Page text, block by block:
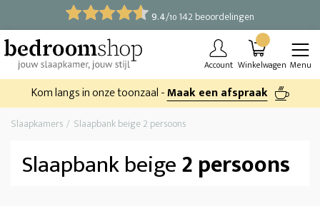
9.4/10 142 beoordelingen
Account Winkelwagen Menu
Kom langs in onze toonzaal -Maak een afspraak
Slaapkamers Slaapbank beige 2 persoons
Slaapbank beige2 persoons